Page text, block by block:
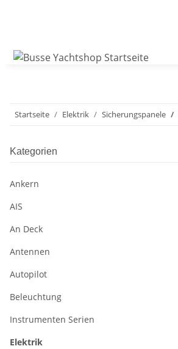
Startseite Elektrik Sicherungspanele
Kategorien
Ankern
AIS
An Deck
Antennen
Autopilot
Beleuchtung
Instrumenten Serien
Elektrik